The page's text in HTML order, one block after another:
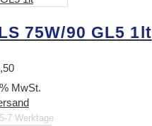
75W/90 GL5 1lt
MwSt.
7 Werktage